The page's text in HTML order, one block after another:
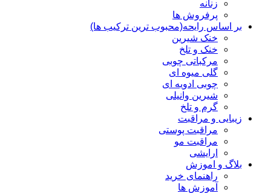
زنانه
پرفروش ها
بر اساس رایحه(محبوب ترین ترکیب ها)
خنک شیرین
خنک و تلخ
مرکباتی چوبی
گلی میوه ای
چوبی ادویه ای
شیرین وانیلی
گرم و تلخ
زیبایی و مراقبت
مراقبت پوستی
مراقبت مو
ارایشی
بلاگ و اموزش
راهنمای خرید
آموزش ها